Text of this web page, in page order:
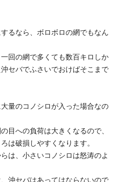
るなら、ボロボロの網でもなん
回の網で多くても数百キロしか
セバでふさいでおけばそこまで
量のコノシロが入った場合なの
目への負荷は大きくなるので、
は破損しやすくなります。
は、小さいコノシロは怒涛のよ
沖セバはあってはならないので